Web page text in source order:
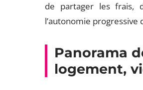
de partager les frais,
l’autonomie progressive
Panorama
logement,